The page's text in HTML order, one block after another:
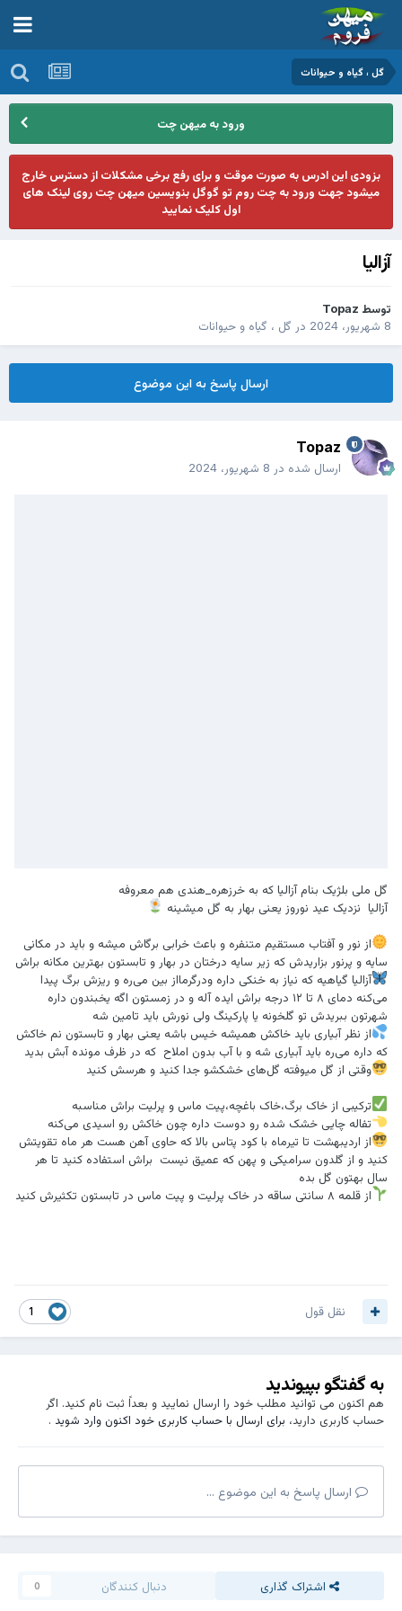
گل ، گیاه و حیوانات
ورود به میهن چت
بزودی این ادرس به صورت موقت و برای رفع برخی مشکلات از دسترس خارج
میشود جهت ورود به چت روم تو گوگل بنویسین میهن چت روی لینک های
اول کلیک نمایید
آزالیا
توسط Topaz
8 شهریور، 2024
در گل ، گیاه و حیوانات
ارسال پاسخ به این موضوع
Topaz
ارسال شده در 8 شهریور، 2024
گل ملی بلژیک بنام آزالیا که به خرزهره_هندی هم معروفه
آزالیا نزدیک عید نوروز یعنی بهار به گل میشینه
از نور و آفتاب مستقیم متنفره و باعث خرابی برگاش میشه و باید در مکانی
سایه و پرنور بزاریدش که زیر سایه درختان در بهار و تابستون بهترین مکانه براش
آزالیا گیاهیه که نیاز به خنکی داره ودرگرمااز بین می‌ره و ریزش برگ پیدا
می‌کنه دمای ۸ تا ۱۲ درجه براش ایده آله و در زمستون اگه یخبندون داره
شهرتون ببریدش تو گلخونه یا پارکینگ ولی نورش باید تامین شه
از نظر آبیاری باید خاکش همیشه خیس باشه یعنی بهار و تابستون نم خاکش
که داره می‌ره باید آبیاری شه و با آب بدون املاح که در ظرف مونده آبش بدید
وقتی از گل میوفته گل‌های خشکشو جدا کنید و هرسش کنید
ترکیبی از خاک برگ،خاک باغچه،پیت ماس و پرلیت براش مناسبه
تفاله چایی خشک شده رو دوست داره چون خاکش رو اسیدی می‌کنه
از اردیبهشت تا تیرماه با کود پتاس بالا که حاوی آهن هست هر ماه تقویتش
کنید و از گلدون سرامیکی و پهن که عمیق نیست براش استفاده کنید تا هر
سال بهتون گل بده
از قلمه ۸ سانتی ساقه در خاک پرلیت و پیت ماس در تابستون تکثیرش کنید
نقل قول
به گفتگو بپیوندید
هم اکنون می توانید مطلب خود را ارسال نمایید و بعداً ثبت نام کنید. اگر
حساب کاربری دارید، برای ارسال با حساب کاربری خود اکنون وارد شوید.
ارسال پاسخ به این موضوع ...
اشتراک گذاری دنبال کنندگان 0